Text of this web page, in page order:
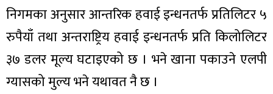
निगमका अनुसार आन्तरिक हवाई इन्धनतर्फ प्रतिलिटर ५
रुपैयाँ तथा अन्तराष्ट्रिय हवाई इन्धनतर्फ प्रति किलोलिटर
३७ डलर मूल्य घटाइएको छ । भने खाना पकाउने एलपी
ग्यासको मुल्य भने यथावत नै छ ।